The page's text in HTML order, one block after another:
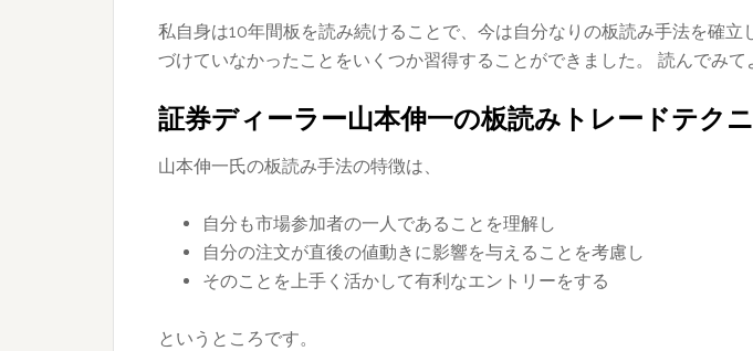
私自身は10年間板を読み続けることで、今は自分なりの板読み手法を確
づけていなかったことをいくつか習得することができました。 読んでみて
証券ディーラー山本伸一の板読みトレードテク
山本伸一氏の板読み手法の特徴は、
自分も市場参加者の一人であることを理解し
自分の注文が直後の値動きに影響を与えることを考慮し
そのことを上手く活かして有利なエントリーをする
というところです。